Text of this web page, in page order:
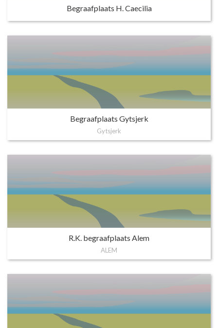
Begraafplaats H. Caecilia
Begraafplaats Gytsjerk
Gytsjerk
R.K. begraafplaats Alem
ALEM